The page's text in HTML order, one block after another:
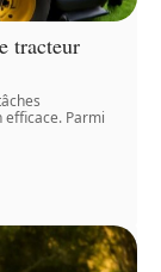
tracteur
Parmi